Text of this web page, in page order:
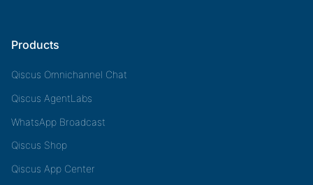
Products
Qiscus Omnichannel Chat
Qiscus AgentLabs
WhatsApp Broadcast
Qiscus Shop
Qiscus App Center